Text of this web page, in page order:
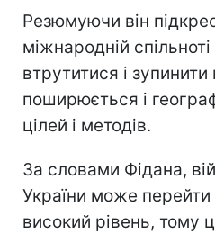
Резюмуючи він
міжнародній
втрутитися і зупинити
поширюється і
цілей і методів.
За словами Фідана,
України може
високий рівень, тому